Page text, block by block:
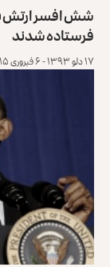
شش افسر ارتش
فرستاده شدند
۱۷ دلو ۱۳۹۳ - ۶ فبروری ۲۰۱۵